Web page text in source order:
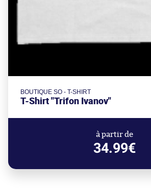
BOUTIQUE SO - T-SHIRT
T-Shirt "Trifon Ivanov"
à partir de
34.99€